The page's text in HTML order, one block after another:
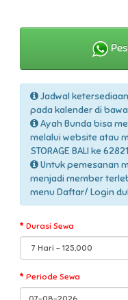
Jadwal
pada kalender di
Ayah Bunda bisa
melalui website atau
STORAGE BALI ke
Untuk pemesanan
menjadi member
menu Daftar/ Login
Durasi Sewa
Periode Sewa